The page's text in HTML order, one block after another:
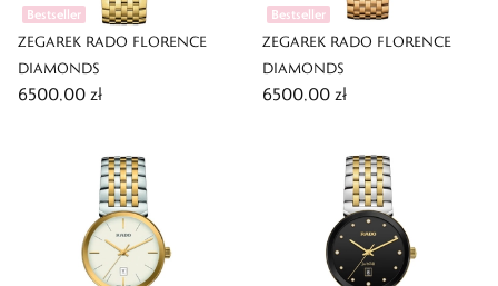
Bestseller
ZEGAREK RADO FLORENCE
DIAMONDS
6500,00 zł
Bestseller
ZEGAREK RADO FLORENCE
DIAMONDS
6500,00 zł